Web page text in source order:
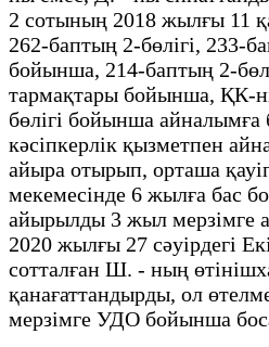
2 сотының 2018 жылғы 11
262-баптың 2-бөлігі, 233-
бойынша, 214-баптың 2-
тармақтары бойынша, ҚК-
бөлігі бойынша
кәсіпкерлік қызметпен
айыра отырып, орташа
мекемесінде 6 жылға бас
айырылды 3 жыл мерзімге
2020 жылғы 27 сәуірдегі
сотталған Ш. - ның
қанағаттандырды, ол
мерзімге УДО бойынша